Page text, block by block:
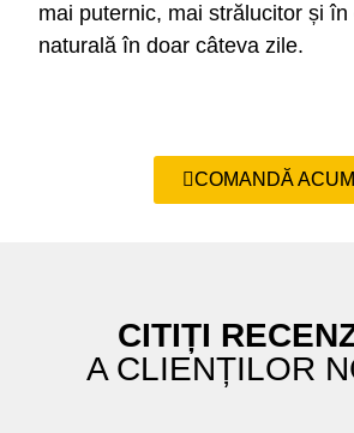
mai puternic, mai strălucitor și în
naturală în doar câteva zile.
COMANDĂ ACUM
CITIȚI
A CLIENȚILOR